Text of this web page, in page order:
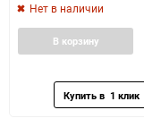
Нет в наличии
В корзину